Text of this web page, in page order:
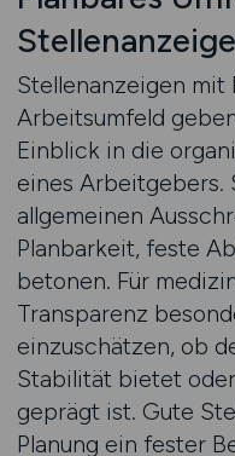
Stellenanzeigen mit
Arbeitsumfeld
Einblick in die
eines Arbeitgebers.
allgemeinen
Planbarkeit, feste
betonen. Für
Transparenz
einzuschätzen, ob
Stabilität bietet
geprägt ist. Gute
Planung ein fester